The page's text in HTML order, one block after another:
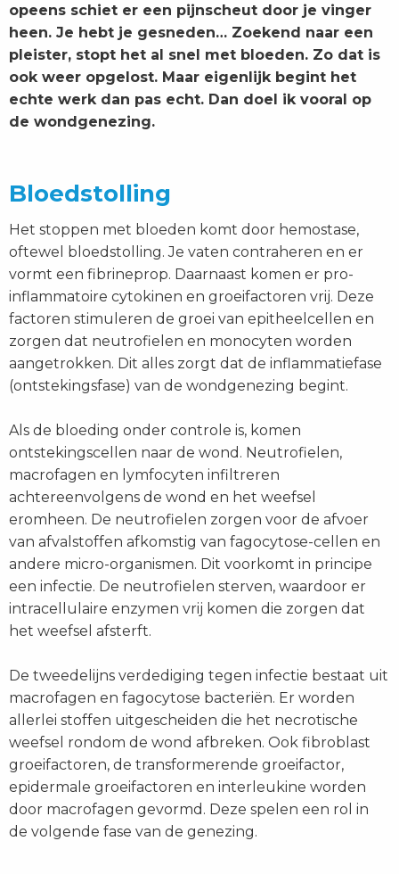
opeens schiet er een pijnscheut door je vinger
heen. Je hebt je gesneden… Zoekend naar een
pleister, stopt het al snel met bloeden. Zo dat is
ook weer opgelost. Maar eigenlijk begint het
echte werk dan pas echt. Dan doel ik vooral op
de wondgenezing.
Bloedstolling
Het stoppen met bloeden komt door hemostase,
oftewel bloedstolling. Je vaten contraheren en er
vormt een fibrineprop. Daarnaast komen er pro-
inflammatoire cytokinen en groeifactoren vrij. Deze
factoren stimuleren de groei van epitheelcellen en
zorgen dat neutrofielen en monocyten worden
aangetrokken. Dit alles zorgt dat de inflammatiefase
(ontstekingsfase) van de wondgenezing begint.
Als de bloeding onder controle is, komen
ontstekingscellen naar de wond. Neutrofielen,
macrofagen en lymfocyten infiltreren
achtereenvolgens de wond en het weefsel
eromheen. De neutrofielen zorgen voor de afvoer
van afvalstoffen afkomstig van fagocytose-cellen en
andere micro-organismen. Dit voorkomt in principe
een infectie. De neutrofielen sterven, waardoor er
intracellulaire enzymen vrij komen die zorgen dat
het weefsel afsterft.
De tweedelijns verdediging tegen infectie bestaat uit
macrofagen en fagocytose bacteriën. Er worden
allerlei stoffen uitgescheiden die het necrotische
weefsel rondom de wond afbreken. Ook fibroblast
groeifactoren, de transformerende groeifactor,
epidermale groeifactoren en interleukine worden
door macrofagen gevormd. Deze spelen een rol in
de volgende fase van de genezing.